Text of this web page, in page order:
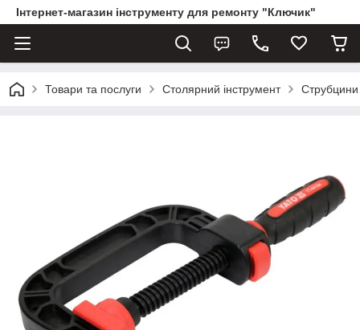
Інтернет-магазин інструменту для ремонту "Ключик"
Товари та послуги Столярний інструмент Струбцини